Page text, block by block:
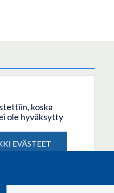
koska
ole hyväksytty
EVÄSTEET